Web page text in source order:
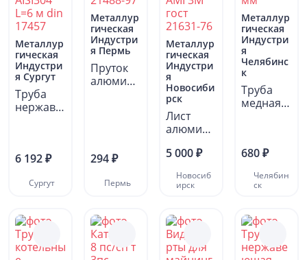
Металлур
гическая
Индустри
я Сургут
Труба
нержаве
AISI304...
6 192 ₽
Сургут
Металлур
гическая
Индустри
я Пермь
Пруток
алюмини
294 ₽
Пермь
Металлур
гическая
Индустри
я
Новосиби
рск
Лист
алюмини
1х1200х3
АМГ3М...
5 000 ₽
Новосиб
ирск
Металлур
гическая
Индустри
я
Челябинс
к
Труба
медная
680 ₽
Челябин
ск